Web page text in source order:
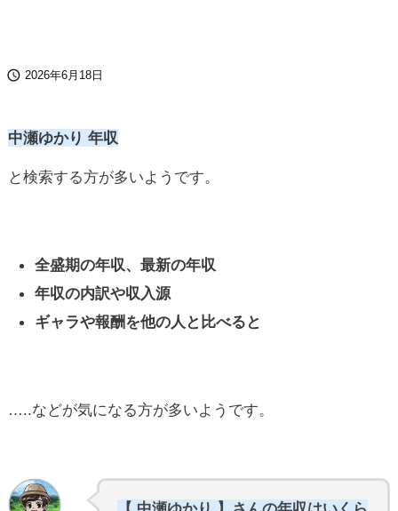
 2026年6月18日
中瀬ゆかり 年収
と検索する方が多いようです。
全盛期の年収、最新の年収
年収の内訳や収入源
ギャラや報酬を他の人と比べると
…..などが気になる方が多いようです。